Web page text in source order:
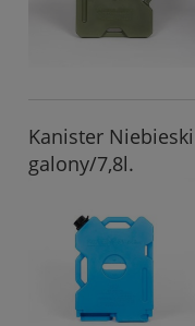
Kanister
galony/7,8l.